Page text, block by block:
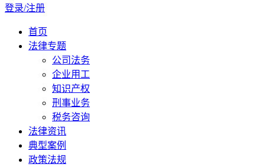
登录/注册
首页
法律专题
公司法务
企业用工
知识产权
刑事业务
税务咨询
法律资讯
典型案例
政策法规